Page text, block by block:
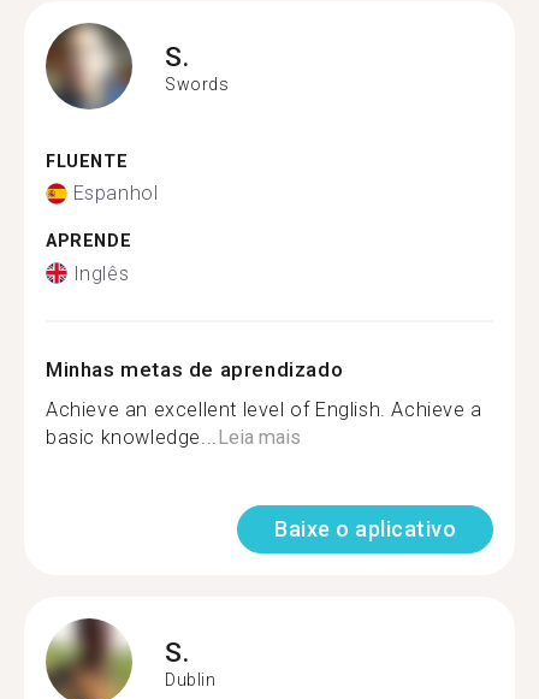
S.
Swords
FLUENTE
Espanhol
APRENDE
Inglês
Minhas metas de aprendizado
Achieve an excellent level of English. Achieve a
basic knowledge... Leia mais
Baixe o aplicativo
S.
Dublin